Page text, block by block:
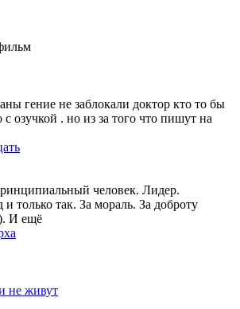
гение не заблокали доктор кто то бы
озучкой . но из за того что пишут на
человек. Лидер.
только так. За мораль. За доброту
И ещё
не живут